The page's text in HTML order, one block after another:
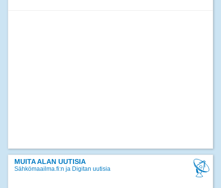
MUITA ALAN UUTISIA
Sähkömaailma.fi:n ja Digitan uutisia